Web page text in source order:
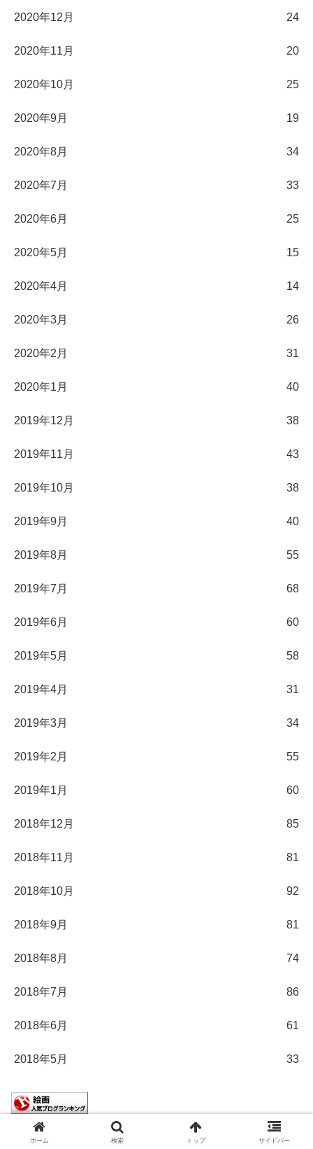
2020年12月 24
2020年11月 20
2020年10月 25
2020年9月 19
2020年8月 34
2020年7月 33
2020年6月 25
2020年5月 15
2020年4月 14
2020年3月 26
2020年2月 31
2020年1月 40
2019年12月 38
2019年11月 43
2019年10月 38
2019年9月 40
2019年8月 55
2019年7月 68
2019年6月 60
2019年5月 58
2019年4月 31
2019年3月 34
2019年2月 55
2019年1月 60
2018年12月 85
2018年11月 81
2018年10月 92
2018年9月 81
2018年8月 74
2018年7月 86
2018年6月 61
2018年5月 33
絵画ランキング
ホーム 検索 トップ サイドバー